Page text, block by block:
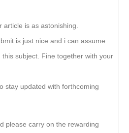
article is as astonishing.
is just nice and i can assume
subject. Fine together with your
stay updated with forthcoming
please carry on the rewarding